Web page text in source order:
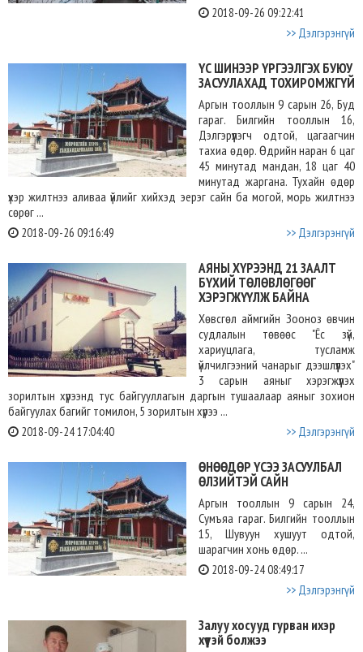
2018-09-26 09:22:41
>> Дэлгэрэнгүй
ҮС ШИНЭЭР ҮРГЭЭЛГЭХ БУЮУ
ЗАСУУЛАХАД ТОХИРОМЖГҮЙ
Аргын тооллын 9 сарын 26, Буд
гараг. Билгийн тооллын 16,
Дэлгэрүүлэгч одтой, цагаагчин
тахиа өдөр. Өдрийн наран 6 цаг
45 минутад мандан, 18 цаг 40
минутад жаргана. Тухайн өдөр
үхэр жилтнээ аливаа үйлийг хийхэд эерэг сайн ба могой, морь жилтнээ
сөрөг ...
2018-09-26 09:16:49 >> Дэлгэрэнгүй
АЯНЫ ХҮРЭЭНД 21 ЗААЛТ
БҮХИЙ ТӨЛӨВЛӨГӨӨГ
ХЭРЭГЖҮҮЛЖ БАЙНА
Хөвсгөл аймгийн Зооноз өвчин
судлалын төвөөс "Ёс зүй,
хариуцлага, тусламж
үйлчилгээний чанарыг дээшлүүлэх"
3 сарын аяныг хэрэгжүүлэх
зорилтын хүрээнд тус байгууллагын даргын тушаалаар аяныг зохион
байгуулах багийг томилон, 5 зорилтын хүрээ ...
2018-09-24 17:04:40 >> Дэлгэрэнгүй
ӨНӨӨДӨР ҮСЭЭ ЗАСУУЛБАЛ
ӨЛЗИЙТЭЙ САЙН
Аргын тооллын 9 сарын 24,
Сумъяа гараг. Билгийн тооллын
15, Шувуун хушуут одтой,
шарагчин хонь өдөр. ...
2018-09-24 08:49:17
>> Дэлгэрэнгүй
Залуу хосууд гурван ихэр
хүүтэй болжээ